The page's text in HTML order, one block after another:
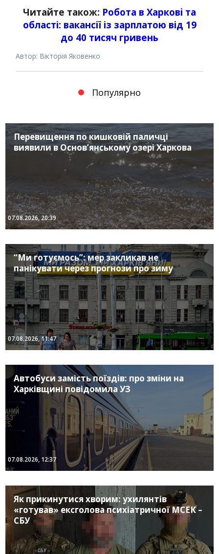
Читайте також: Робота в Харкові та
області: вакансії із зарплатою від 19
до 40 тисяч гривень
Автор: Вікторія Яковенко
Популярно
Перевищення по кишковій паличці
виявили в Основ’янському озері Харкова
07.08.2026, 20:39
“Ми готуємось”: мер закликав не
панікувати через прогнози про зиму
07.08.2026, 11:47
Автобуси замість поїздів: про зміни на
Харківщині повідомила УЗ
07.08.2026, 12:37
Як прикинутися хворим: ухилянтів
«готував» ексголова психіатричної МСЕК –
СБУ